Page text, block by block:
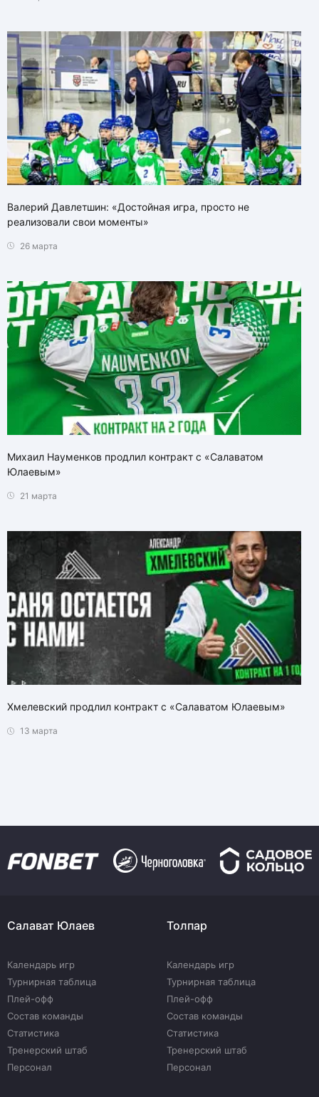
Валерий Давлетшин: «Достойная игра, просто не
реализовали свои моменты»
26 марта
Михаил Науменков продлил контракт с «Салаватом
Юлаевым»
21 марта
Хмелевский продлил контракт с «Салаватом Юлаевым»
13 марта
Салават Юлаев
Календарь игр
Турнирная таблица
Плей-офф
Состав команды
Статистика
Тренерский штаб
Персонал
Толпар
Календарь игр
Турнирная таблица
Плей-офф
Состав команды
Статистика
Тренерский штаб
Персонал